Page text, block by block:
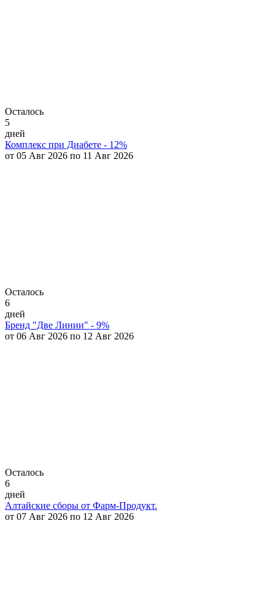
Осталось
5
дней
Комплекс при Диабете - 12%
от 05 Авг 2026 по 11 Авг 2026
Осталось
6
дней
Бренд "Две Линии" - 9%
от 06 Авг 2026 по 12 Авг 2026
Осталось
6
дней
Алтайские сборы от Фарм-Продукт.
от 07 Авг 2026 по 12 Авг 2026